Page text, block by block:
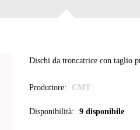
Dischi da troncatrice con taglio
Produttore: CMT
Disponibilità: 9 disponibile